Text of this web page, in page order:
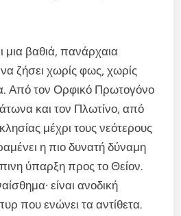
μια βαθιά, πανάρχαια
να ζήσει χωρίς φως, χωρίς
Από τον Ορφικό Πρωτογόνο
και τον Πλωτίνο, από
μέχρι τους νεότερους
η πιο δυνατή δύναμη
ύπαρξη προς το Θείον.
είναι ανοδική
που ενώνει τα αντίθετα.